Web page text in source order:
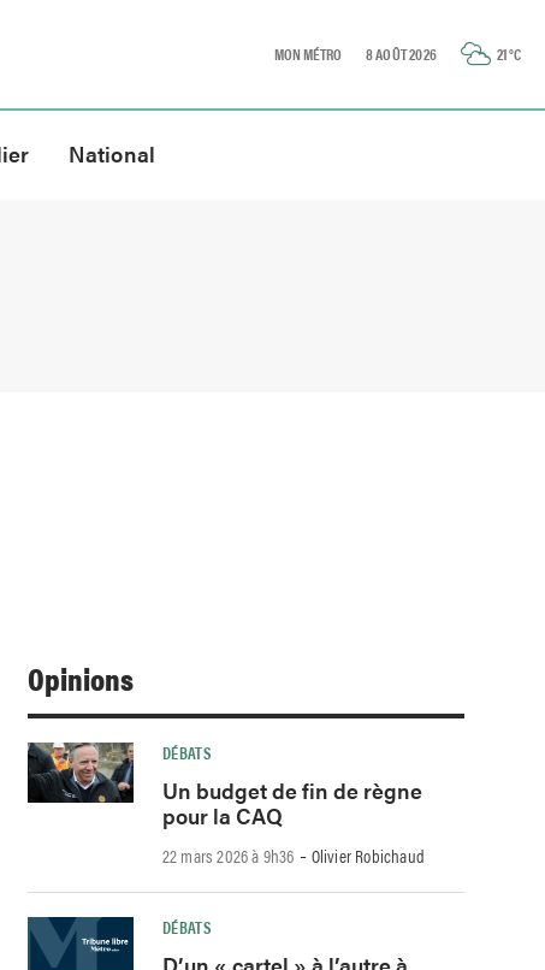
MON MÉTRO 8 AOÛT 2026 21°C
National
Opinions
DÉBATS
Un budget de fin de règne
pour la CAQ
22 mars 2026 à 9h36 -Olivier Robichaud
DÉBATS